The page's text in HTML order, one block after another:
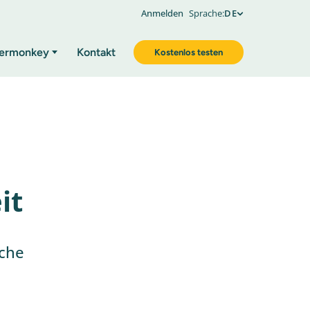
Anmelden Sprache:DE
Kontakt Kostenlos testen